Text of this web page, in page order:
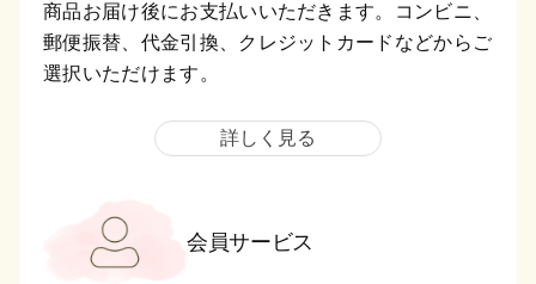
商品お届け後にお支払いいただきます。コンビニ、
郵便振替、代金引換、クレジットカードなどからご
選択いただけます。
詳しく見る
会員サービス